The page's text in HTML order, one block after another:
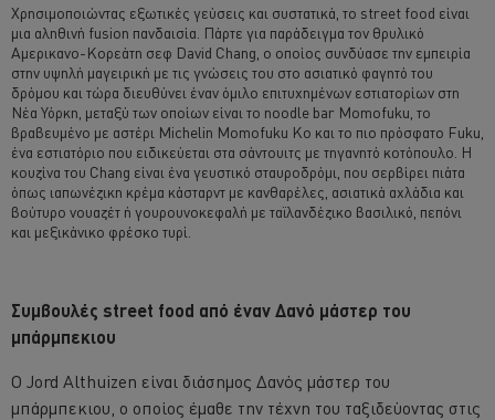
Χρησιμοποιώντας εξωτικές γεύσεις και συστατικά, το street food είναι
μια αληθινή fusion πανδαισία. Πάρτε για παράδειγμα τον θρυλικό
Αμερικανο-Κορεάτη σεφ David Chang, ο οποίος συνδύασε την εμπειρία
στην υψηλή μαγειρική με τις γνώσεις του στο ασιατικό φαγητό του
δρόμου και τώρα διευθύνει έναν όμιλο επιτυχημένων εστιατορίων στη
Νέα Υόρκη, μεταξύ των οποίων είναι το noodle bar Momofuku, το
βραβευμένο με αστέρι Michelin Momofuku Ko και το πιο πρόσφατο Fuku,
ένα εστιατόριο που ειδικεύεται στα σάντουιτς με τηγανητό κοτόπουλο. Η
κουζίνα του Chang είναι ένα γευστικό σταυροδρόμι, που σερβίρει πιάτα
όπως ιαπωνέζικη κρέμα κάσταρντ με κανθαρέλες, ασιατικά αχλάδια και
βούτυρο νουαζέτ ή γουρουνοκεφαλή με ταϊλανδέζικο βασιλικό, πεπόνι
και μεξικάνικο φρέσκο τυρί.
Συμβουλές street food από έναν Δανό μάστερ του
μπάρμπεκιου
Ο Jord Althuizen είναι διάσημος Δανός μάστερ του
μπάρμπεκιου, ο οποίος έμαθε την τέχνη του ταξιδεύοντας στις